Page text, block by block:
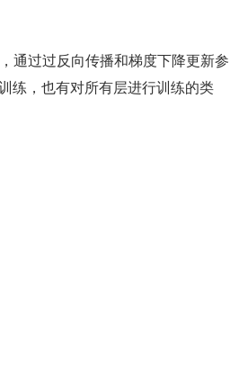
通过过反向传播和梯度下降更新参
练，也有对所有层进行训练的类